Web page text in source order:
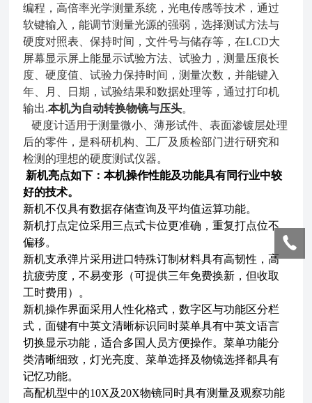
编程，高倍率光学测量系统，光电传感等技术，通过
软键输入，能调节测量光源的强弱，选择测试方法与
硬度对照表、保持时间，文件号与储存等，在LCD大
屏幕显示屏上能显示试验方法、试验力，测量压痕长
度、硬度值、试验力保持时间，测量次数，并能键入
年、月、日期，试验结果和数据处理等，通过打印机
输出.本机为自动转换物镜与压头。
硬度计适用于测量微小、薄形试件、表面渗镀层处理
后的零件，是科研机构、工厂及质检部门进行研究和
检测的理想的硬度测试仪器。
新机亮点如下：本机操作性能及功能具有同行业中较
好的技术。
新机不仅具有数据存储查询及平均值运算功能。
新机打点定位采用三点式卡位更准确 ，重复打点位不
偏移。
新机支承弹片采用进口特殊订制材料具有高韧性，高
抗疲劳度，不易变形（可提供三年免费换新，但收取
工时费用）。
新机操作界面采用人性化格式，数字区与功能区分栏
式，面键有中英文清晰标识同时菜单具有中英文语言
切换显示功能，适合多国人员方便操作。菜单功能分
类清晰细致，灯光亮度、菜单选择及物镜选择都具有
记忆功能。
高配机型中的10X及20X物镜同时具有测量及观察功能